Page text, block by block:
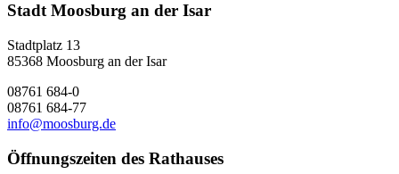
Stadt Moosburg an der Isar
Stadtplatz 13
85368 Moosburg an der Isar
08761 684-0
08761 684-77
info@moosburg.de
Öffnungszeiten des Rathauses